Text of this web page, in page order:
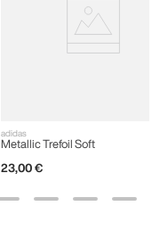
adidas
Metallic Trefoil Soft
23,00 €